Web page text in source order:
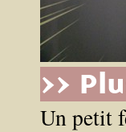
>>
Un petit